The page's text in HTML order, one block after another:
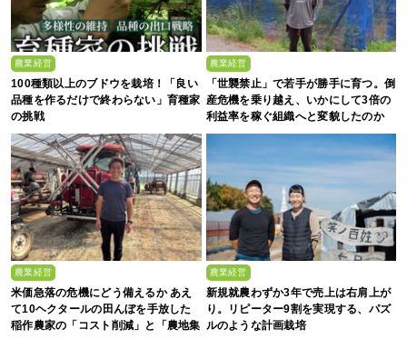
農業経営
100種類以上のブドウを栽培！「良い
品種を作るだけで終わらない」育種家
の挑戦
農業経営
「世襲禁止」で若手が勝手に育つ。倒
産危機を乗り越え、いかにして3倍の
利益率を稼ぐ組織へと変貌したのか
農業経営
米価急落の危機にどう備えるか あえ
て10ヘクタールの田んぼを手放した
稲作農家の「コスト削減」と「農地集
農業経営
新規就農わずか3年で売上は右肩上が
り。リピーター9割を実現する、パズ
ルのような計画栽培